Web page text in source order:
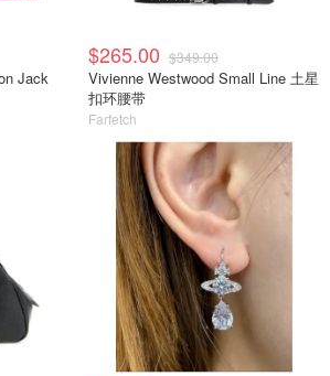
Jack
$265.00 $349.00
Vivienne Westwood Small Line 土星
扣环腰带
Farfetch